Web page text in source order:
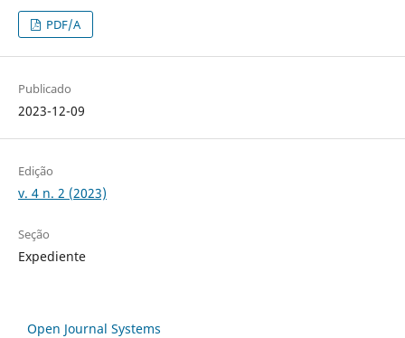
PDF/A
Publicado
2023-12-09
Edição
v. 4 n. 2 (2023)
Seção
Expediente
Open Journal Systems